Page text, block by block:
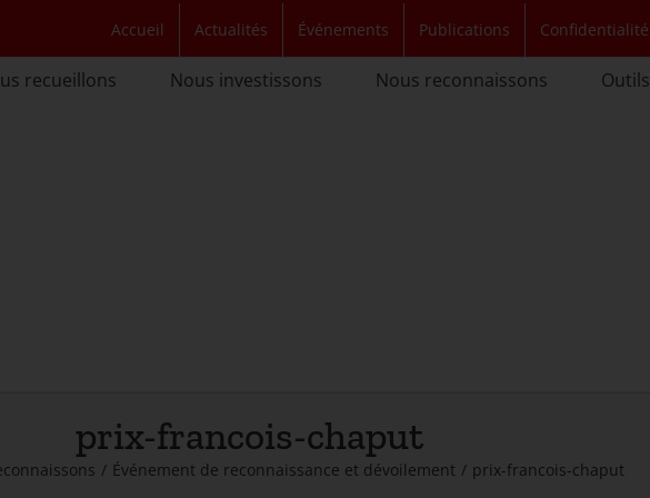
Accueil Actualités Événements Publications Confidentialité
recueillons Nous investissons Nous reconnaissons Outils
prix-francois-chaput
/ Événement de reconnaissance et dévoilement / prix-francois-chaput